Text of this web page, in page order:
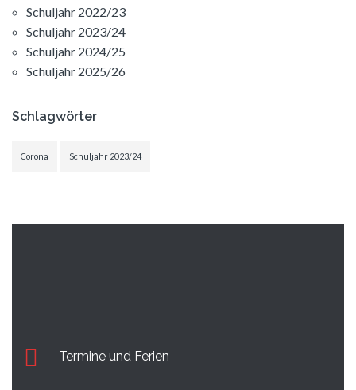
Schuljahr 2022/23
Schuljahr 2023/24
Schuljahr 2024/25
Schuljahr 2025/26
Schlagwörter
Corona Schuljahr 2023/24
Termine und Ferien